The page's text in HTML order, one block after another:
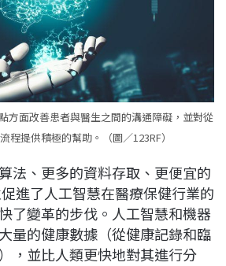
方面改善患者與醫生之間的溝通障礙，並對從
程提供積極的幫助。（圖／123RF）
法、更多的資料存取、更便宜的
進了人工智慧在醫療保健行業的
了變革的步伐。人工智慧和機器
量的健康數據（從健康記錄和臨
，並比人類更快地對其進行分